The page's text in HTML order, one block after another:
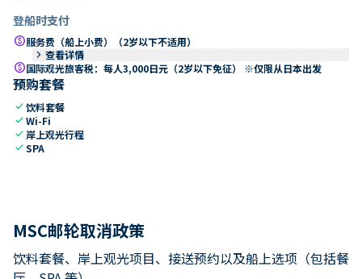
登船时支付
paid服务费（船上小费）（2岁以下不适用）
keyboard_arrow_right 查看详情
paid国际观光旅客税：每人3,000日元（2岁以下免征） ※仅限从日本出发
预购套餐
check饮料套餐
checkWi-Fi
check 岸上观光行程
checkSPA
MSC邮轮取消政策
饮料套餐、岸上观光项目、接送预约以及船上选项（包括餐